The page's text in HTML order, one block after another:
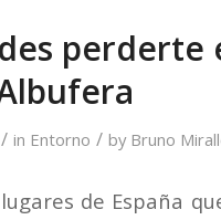
perderte
/ in Entorno / by Bruno
de España